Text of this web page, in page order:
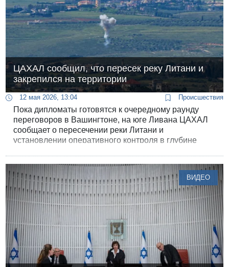
ЦАХАЛ сообщил, что пересек реку Литани и
закрепился на территории
12 мая 2026, 13:04 Происшествия
Пока дипломаты готовятся к очередному раунду
переговоров в Вашингтоне, на юге Ливана ЦАХАЛ
сообщает о пересечении реки Литани и
установлении оперативного контроля в глубине
ВИДЕО